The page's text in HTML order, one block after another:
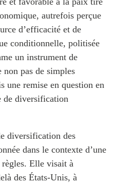
CPTPP Portalautrefois perçue
d’efficacité et de
conditionnelle, politisée
un instrument de
pas de simples
une remise en question en
de diversification
diversification des
dans le contexte d’une
Elle visait à
des États-Unis, à